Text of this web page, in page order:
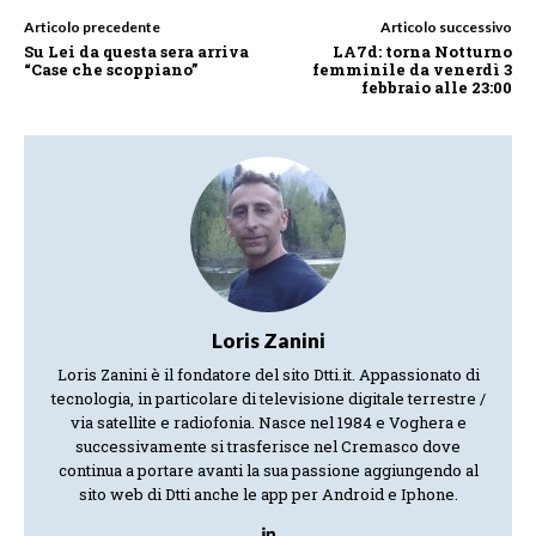
Articolo precedente
Su Lei da questa sera arriva
“Case che scoppiano”
Articolo successivo
LA7d: torna Notturno
femminile da venerdì 3
febbraio alle 23:00
Loris Zanini
Loris Zanini è il fondatore del sito Dtti.it. Appassionato di
tecnologia, in particolare di televisione digitale terrestre /
via satellite e radiofonia. Nasce nel 1984 e Voghera e
successivamente si trasferisce nel Cremasco dove
continua a portare avanti la sua passione aggiungendo al
sito web di Dtti anche le app per Android e Iphone.